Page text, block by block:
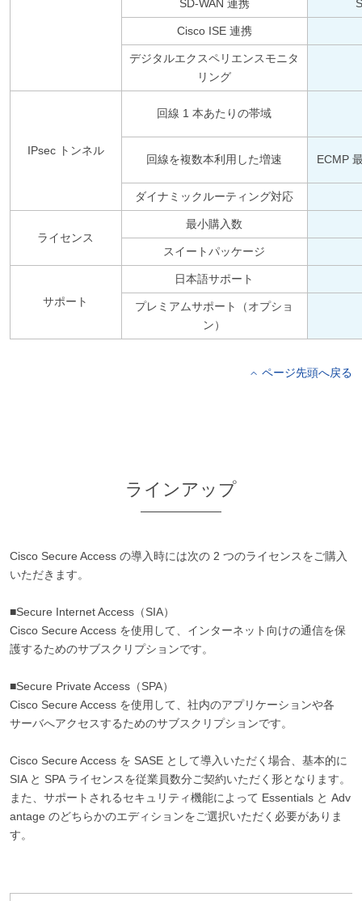
SD-WAN 連携
Cisco ISE 連携
デジタルエクスペリエンスモニタ
リング
IPsec トンネル
回線 1 本あたりの帯域
回線を複数本利用した増速 ECMP
ダイナミックルーティング対応
ライセンス
最小購入数
スイートパッケージ
サポート
日本語サポート
プレミアムサポート（オプショ
ン）
ページ先頭へ戻る
ラインアップ
Cisco Secure Access の導入時には次の 2 つのライセンスをご購入
いただきます。
■Secure Internet Access（SIA）
Cisco Secure Access を使用して、インターネット向けの通信を保
護するためのサブスクリプションです。
■Secure Private Access（SPA）
Cisco Secure Access を使用して、社内のアプリケーションや各
サーバへアクセスするためのサブスクリプションです。
Cisco Secure Access を SASE として導入いただく場合、基本的に
SIA と SPA ライセンスを従業員数分ご契約いただく形となります。
また、サポートされるセキュリティ機能によって Essentials と Adv
antage のどちらかのエディションをご選択いただく必要がありま
す。